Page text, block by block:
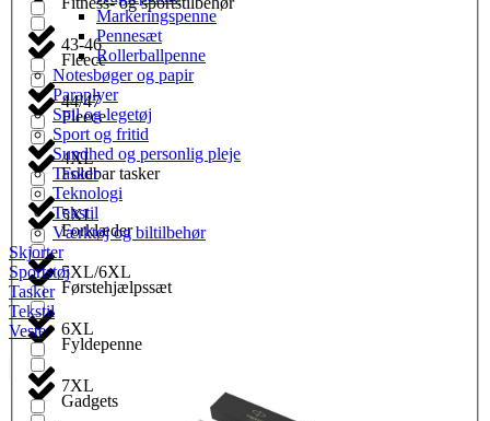
Fleece
Fleece
Foldbar tasker
Forklæder
Førstehjælpssæt
Fyldepenne
Gadgets
43-46
44/47
4XL
5XL
5XL/6XL
6XL
7XL
Markeringspenne
Pennesæt
Rollerballpenne
Notesbøger og papir
Paraplyer
Spil og legetøj
Sport og fritid
Sundhed og personlig pleje
Tasker
Teknologi
Tekstil
Værktøj og biltilbehør
Skjorter
Sportstøj
Tasker
Tekstil
Veste